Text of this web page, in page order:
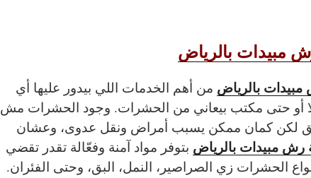
مبيدات بالرياض
بالرياض من أهم الخدمات اللي بيدور عليها أي
أو حتى مكتب بيعاني من الحشرات. وجود الحشرات مش
لكن كمان ممكن يسبب أمراض ونقل عدوى، وعشان
مبيدات بالرياض بتوفر مواد آمنة وفعّالة تقدر تقضي
الحشرات زي الصراصير، النمل، البق، وحتى الفئران.